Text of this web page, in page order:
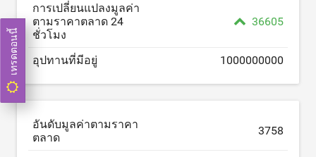
การเปลี่ยนแปลงมูลค่า
ตามราคาตลาด 24
ชั่วโมง
36605
อุปทานที่มีอยู่ 1000000000
อันดับมูลค่าตามราคา
ตลาด
3758
เทรดตอนนี้